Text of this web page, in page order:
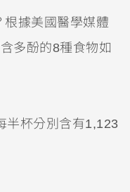
根據美國醫學媒體
多酚的8種食物如
半杯分別含有1,123